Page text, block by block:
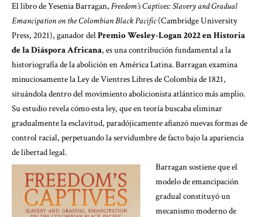
El libro de Yesenia Barragan, Freedom’s Captives: Slavery and Gradual
Emancipation on the Colombian Black Pacific(Cambridge University
Press, 2021), ganador delPremio Wesley-Logan 2022 en Historia
de la Diáspora Africana, es una contribución fundamental a la
historiografía de la abolición en América Latina. Barragan examina
minuciosamente la Ley de Vientres Libres de Colombia de 1821,
situándola dentro del movimiento abolicionista atlántico más amplio.
Su estudio revela cómo esta ley, que en teoría buscaba eliminar
gradualmente la esclavitud, paradójicamente afianzó nuevas formas de
control racial, perpetuando la servidumbre de facto bajo la apariencia
de libertad legal.
Barragan sostiene que el
modelo de emancipación
gradual constituyó un
mecanismo moderno de